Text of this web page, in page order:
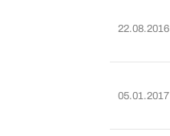
22.08.2016
05.01.2017